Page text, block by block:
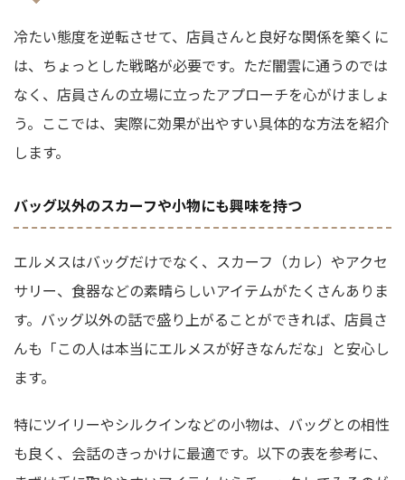
冷たい態度を逆転させて、店員さんと良好な関係を築くに
は、ちょっとした戦略が必要です。ただ闇雲に通うのでは
なく、店員さんの立場に立ったアプローチを心がけましょ
う。ここでは、実際に効果が出やすい具体的な方法を紹介
します。
バッグ以外のスカーフや小物にも興味を持つ
エルメスはバッグだけでなく、スカーフ（カレ）やアクセ
サリー、食器などの素晴らしいアイテムがたくさんありま
す。バッグ以外の話で盛り上がることができれば、店員さ
んも「この人は本当にエルメスが好きなんだな」と安心し
ます。
特にツイリーやシルクインなどの小物は、バッグとの相性
も良く、会話のきっかけに最適です。以下の表を参考に、